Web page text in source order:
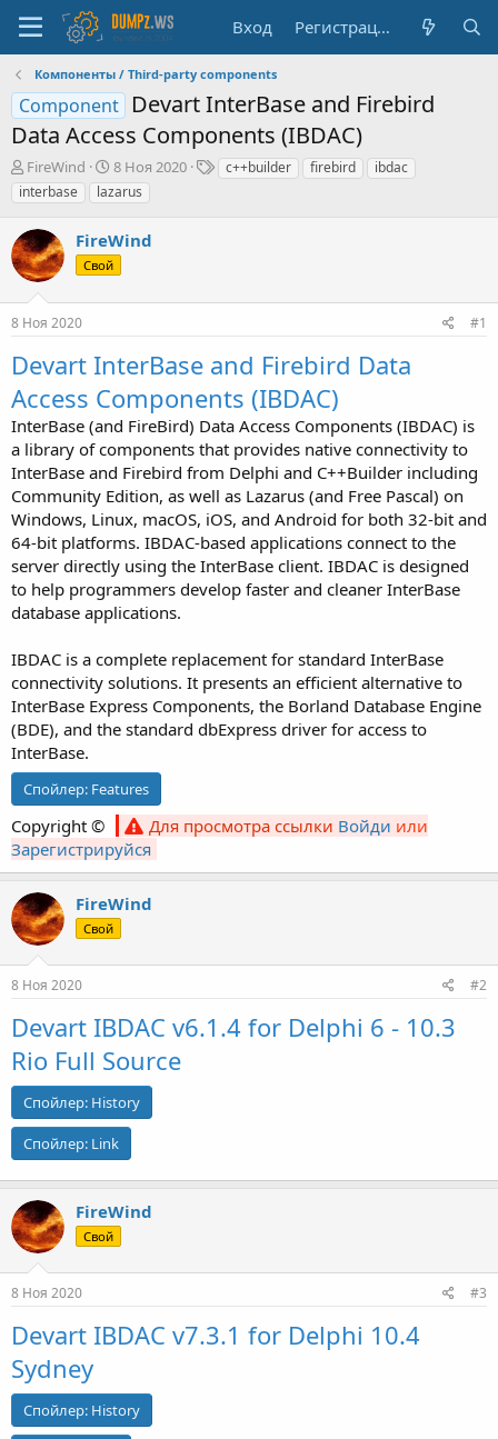
Вход Регистрация
Компоненты / Third-party components
Component
Devart InterBase and Firebird
Data Access Components (IBDAC)
А
в
т
о
р
т
е
м
ы
FireWind
Д
а
т
н
а
а
8 Ноя 2020
Тc++builder firebird
ibdac
interbase
lazarus
FireWind
Свой
8 Ноя 2020 #1
Devart InterBase and Firebird Data
Access Components (IBDAC)
InterBase (and FireBird) Data Access Components (IBDAC) is
a library of components that provides native connectivity to
InterBase and Firebird from Delphi and C++Builder including
Community Edition, as well as Lazarus (and Free Pascal) on
Windows, Linux, macOS, iOS, and Android for both 32-bit and
64-bit platforms. IBDAC-based applications connect to the
server directly using the InterBase client. IBDAC is designed
to help programmers develop faster and cleaner InterBase
database applications.
IBDAC is a complete replacement for standard InterBase
connectivity solutions. It presents an efficient alternative to
InterBase Express Components, the Borland Database Engine
(BDE), and the standard dbExpress driver for access to
InterBase.
Спойлер: Features
Copyright © Для просмотра ссылки Войди или
Зарегистрируйся
FireWind
Свой
8 Ноя 2020 #2
Devart IBDAC v6.1.4 for Delphi 6 - 10.3
Rio Full Source
Спойлер: History
Спойлер: Link
FireWind
Свой
8 Ноя 2020 #3
Devart IBDAC v7.3.1 for Delphi 10.4
Sydney
Спойлер: History